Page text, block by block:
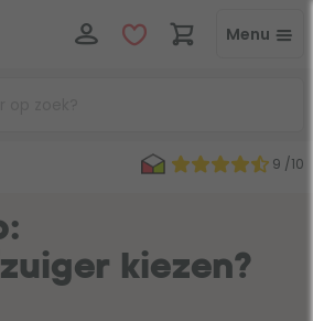
Menu
9 /10
kiezen?